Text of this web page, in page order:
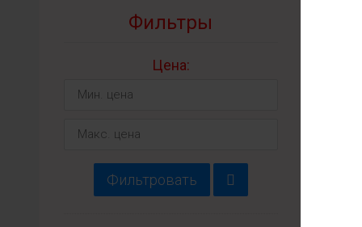
Фильтры
Цена:
Фильтровать